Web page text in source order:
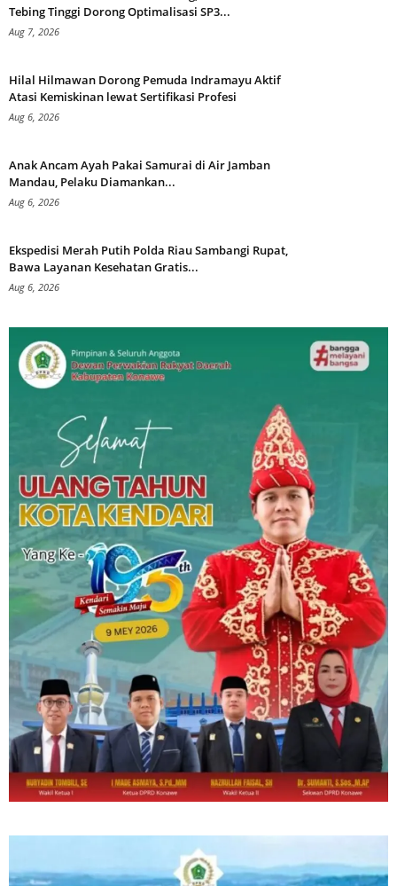
Tebing Tinggi Dorong Optimalisasi SP3...
Aug 7, 2026
Hilal Hilmawan Dorong Pemuda Indramayu Aktif
Atasi Kemiskinan lewat Sertifikasi Profesi
Aug 6, 2026
Anak Ancam Ayah Pakai Samurai di Air Jamban
Mandau, Pelaku Diamankan...
Aug 6, 2026
Ekspedisi Merah Putih Polda Riau Sambangi Rupat,
Bawa Layanan Kesehatan Gratis...
Aug 6, 2026